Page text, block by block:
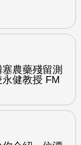
塞農藥殘留測
健教授 FM